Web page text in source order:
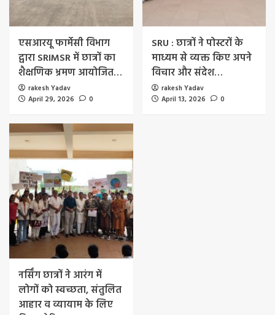
एसआरयू फार्मेसी विभाग
द्वारा SRIMSR में छात्रों का
शैक्षणिक भ्रमण आयोजित…
rakesh Yadav
April 29, 2026
0
SRU : छात्रों ने पोस्टरों के
माध्यम से व्यक्त किए अपने
विचार और संदेश…
rakesh Yadav
April 13, 2026
0
नर्सिंग छात्रों ने आरंग में
लोगों को स्वच्छता, संतुलित
आहार व व्यायाम के लिए